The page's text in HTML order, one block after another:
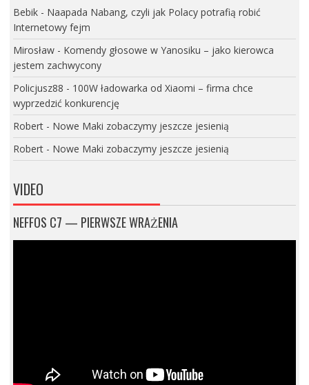
Bebik- Naapada Nabang, czyli jak Polacy potrafią robić
Internetowy fejm
Mirosław- Komendy głosowe w Yanosiku – jako kierowca
jestem zachwycony
Policjusz88 - 100W ładowarka od Xiaomi – firma chce
wyprzedzić konkurencję
Robert- Nowe Maki zobaczymy jeszcze jesienią
Robert- Nowe Maki zobaczymy jeszcze jesienią
VIDEO
NEFFOS C7 — PIERWSZE WRAŻENIA